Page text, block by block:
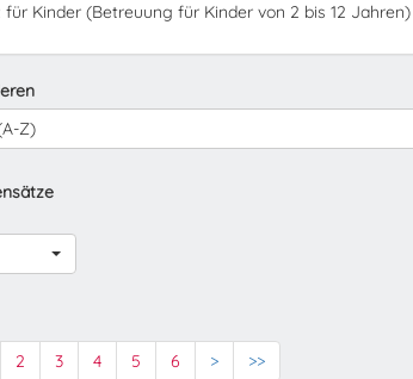
für Kinder (Betreuung für Kinder von 2 bis 12 Jahren)
Z)
2 3 4 5 6 > >>